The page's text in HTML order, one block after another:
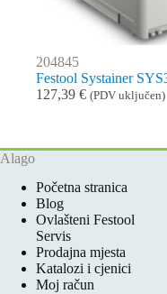
204845
Festool Systainer
127,39 € (PDV uključen)
Alago
Početna stranica
Blog
Ovlašteni Festool
Servis
Prodajna mjesta
Katalozi i cjenici
Moj račun